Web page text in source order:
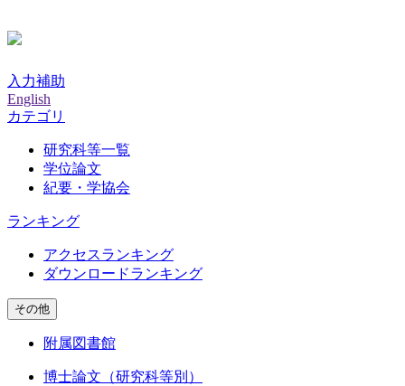
入力補助
English
カテゴリ
研究科等一覧
学位論文
紀要・学協会
ランキング
アクセスランキング
ダウンロードランキング
その他
附属図書館
博士論文（研究科等別）